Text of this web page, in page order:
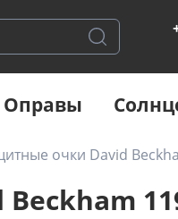
Оправы
очки David